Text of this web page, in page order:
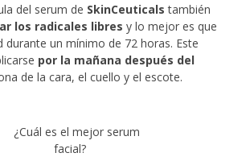
del serum de SkinCeuticals también
los radicales libres y lo mejor es que
durante un mínimo de 72 horas. Este
por la mañana después del
de la cara, el cuello y el escote.